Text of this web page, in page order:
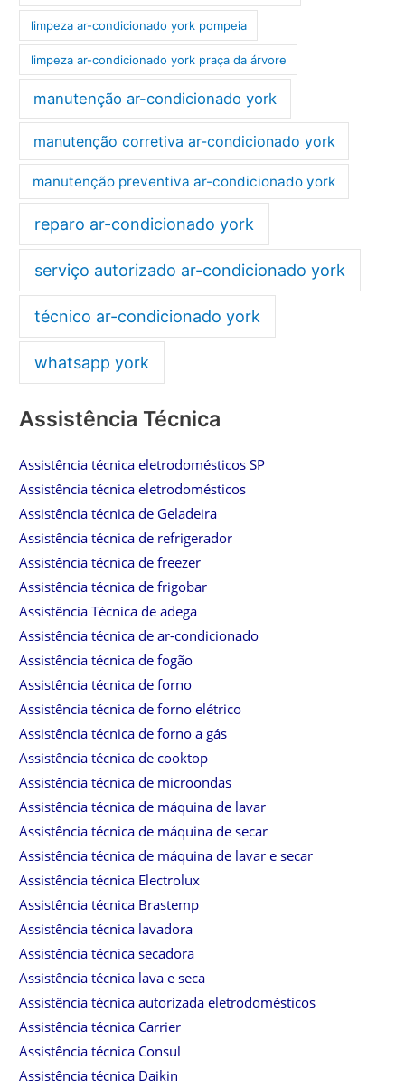
limpeza ar-condicionado york pompeia
limpeza ar-condicionado york praça da árvore
manutenção ar-condicionado york
manutenção corretiva ar-condicionado york
manutenção preventiva ar-condicionado york
reparo ar-condicionado york
serviço autorizado ar-condicionado york
técnico ar-condicionado york
whatsapp york
Assistência Técnica
Assistência técnica eletrodomésticos SP
Assistência técnica eletrodomésticos
Assistência técnica de Geladeira
Assistência técnica de refrigerador
Assistência técnica de freezer
Assistência técnica de frigobar
Assistência Técnica de adega
Assistência técnica de ar-condicionado
Assistência técnica de fogão
Assistência técnica de forno
Assistência técnica de forno elétrico
Assistência técnica de forno a gás
Assistência técnica de cooktop
Assistência técnica de microondas
Assistência técnica de máquina de lavar
Assistência técnica de máquina de secar
Assistência técnica de máquina de lavar e secar
Assistência técnica Electrolux
Assistência técnica Brastemp
Assistência técnica lavadora
Assistência técnica secadora
Assistência técnica lava e seca
Assistência técnica autorizada eletrodomésticos
Assistência técnica Carrier
Assistência técnica Consul
Assistência técnica Daikin